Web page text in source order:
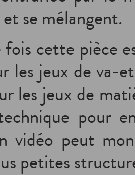
se mélangent.
fois cette pièce
les jeux de va-
les jeux de
pour
vidéo peut
petites